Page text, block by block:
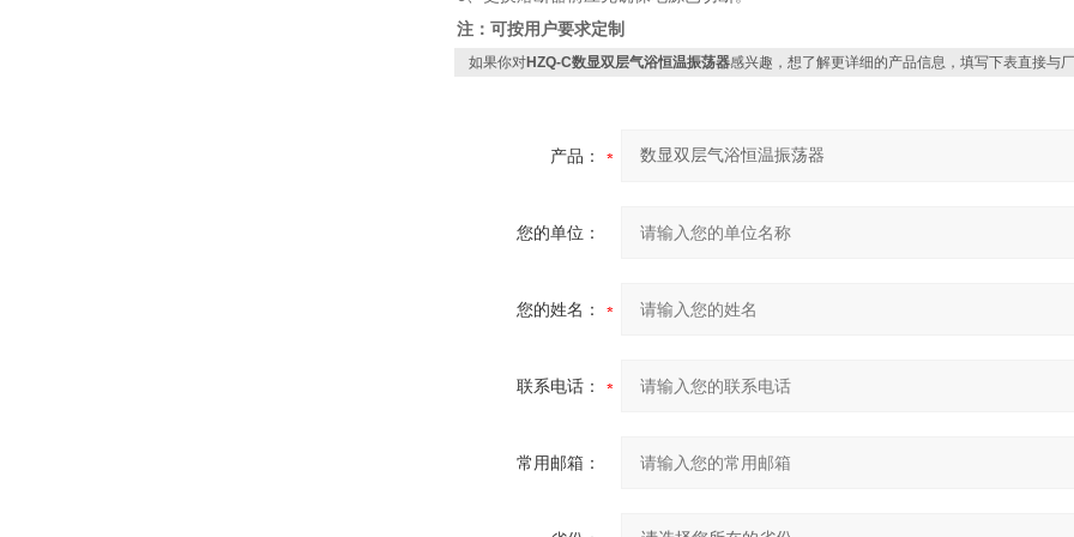
注：可按用户要求定制
如果你对HZQ-C数显双层气浴恒温振荡器感兴趣，想了解更详细的产品信息，填写下表直接与厂
产品：
您的单位：
您的姓名：
联系电话：
常用邮箱：